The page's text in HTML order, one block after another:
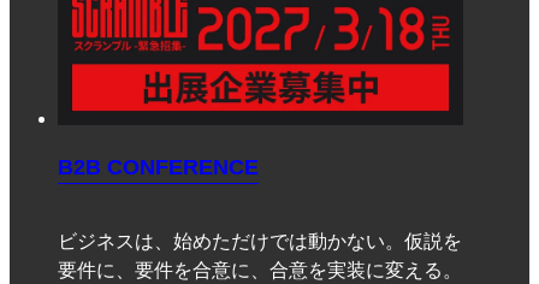
B2B CONFERENCE
ビジネスは、始めただけでは動かない。仮説を
要件に、要件を合意に、合意を実装に変える。